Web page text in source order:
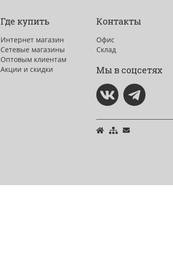
Где купить
Интернет магазин
Сетевые магазины
Оптовым клиентам
Акции и скидки
Контакты
Офис
Склад
Мы в соцсетях